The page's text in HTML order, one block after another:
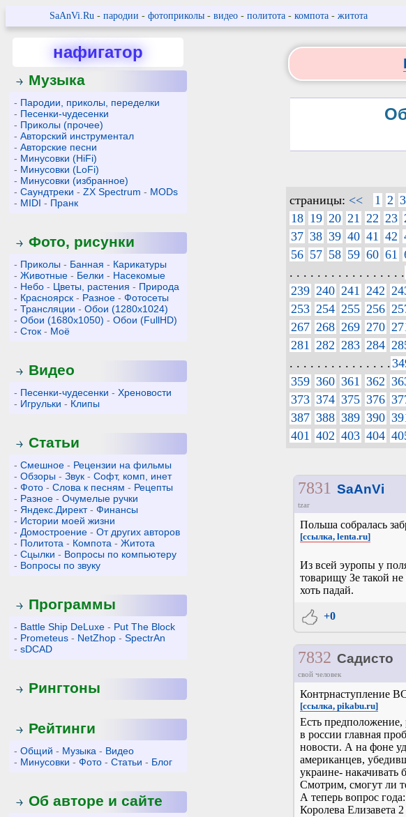
SaAnVi.Ru- пародии - фотоприколы- видео- политота- компота- житота
нафигатор
Музыка
- Пародии, приколы, переделки
- Песенки-чудесенки
- Приколы (прочее)
-Авторский инструментал
-Авторские песни
- Минусовки (HiFi)
- Минусовки (LoFi)
- Минусовки (избранное)
-Саундтреки -ZX Spectrum - MODs
- MIDI - Пранк
Фото, рисунки
- Приколы - Банная - Карикатуры
-Животные - Белки - Насекомые
- Небо - Цветы, растения - Природа
- Красноярск - Разное -Фотосеты
-Трансляции -Обои (1280x1024)
-Обои (1680x1050) -Обои (FullHD)
-Сток - Моё
Видео
- Песенки-чудесенки -Хреновости
- Игрульки - Клипы
Статьи
-Смешное - Рецензии на фильмы
-Обзоры -Звук -Софт, комп, инет
-Фото -Слова к песням - Рецепты
- Разное -Очумелые ручки
- Яндекс.Директ-Финансы
- Истории моей жизни
- Домостроение -От других авторов
- Политота - Компота -Житота
-Сцылки - Вопросы по компьютеру
- Вопросы по звуку
Программы
- Battle Ship DeLuxe - Put The Block
- Prometeus - NetZhop -SpectrAn
-sDCAD
Рингтоны
Рейтинги
-Общий - Музыка - Видео
- Минусовки -Фото -Статьи - Блог
Об авторе и сайте
страницы: << 1 2 3
18 19 20 21 22 23
37 38 39 40 41 42
56 57 58 59 60 61
. . . . . . . . . . . . . . . . .
239 240 241 242
253 254 255 256
267 268 269 270
281
282 283 284
. . . . . . . . . . . . . . .
359 360 361 362
373 374 375 376
387 388 389 390
401 402 403 404
7831 SaAnVi
tzar
Польша собралась
[ссылка, lenta.ru]
Из всей эуропы у
товарищу Зе такой не
хоть падай.
+0
7832 Садисто
свой человек
Контрнаступление
[ссылка, pikabu.ru]
Есть предположение,
в россии главная
новости. А на фоне
американцев,
украине-
Смотрим, смогут ли
А теперь вопрос года:
Королева Елизавета